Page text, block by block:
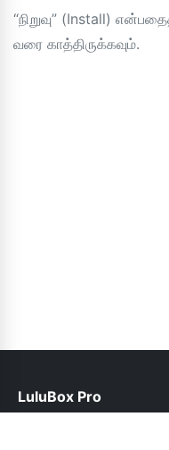
“நிறுவு” (Install)
வரை காத்திருக்கவும்.
LuluBox Pro